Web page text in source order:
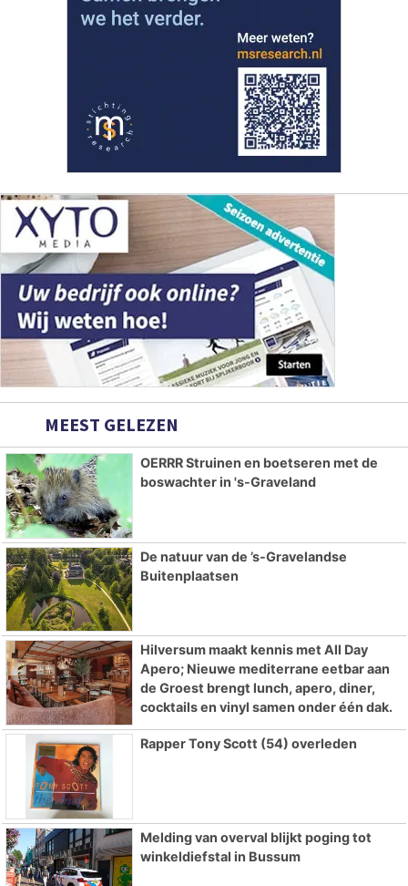
MEEST GELEZEN
OERRR Struinen en boetseren met de
boswachter in 's-Graveland
De natuur van de ’s-Gravelandse
Buitenplaatsen
Hilversum maakt kennis met All Day
Apero; Nieuwe mediterrane eetbar aan
de Groest brengt lunch, apero, diner,
cocktails en vinyl samen onder één dak.
Rapper Tony Scott (54) overleden
Melding van overval blijkt poging tot
winkeldiefstal in Bussum